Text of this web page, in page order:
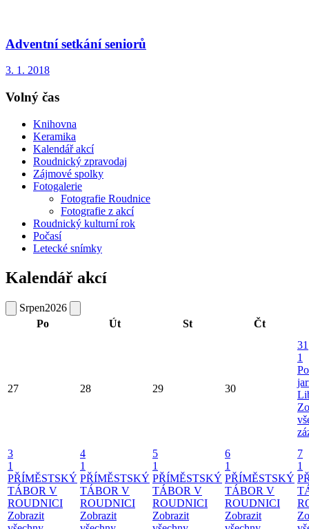
Adventní setkání seniorů
3. 1. 2018
Volný čas
Knihovna
Keramika
Kalendář akcí
Roudnický zpravodaj
Zájmové spolky
Fotogalerie
Fotografie Roudnice
Fotografie z akcí
Roudnický kulturní rok
Počasí
Letecké snímky
Kalendář akcí
Srpen2026
Po
Út St Čt
27 28 29 30
31
1
3
1
PŘÍMĚSTSKÝ
TÁBOR V
ROUDNICI
Zobrazit
4
1
PŘÍMĚSTSKÝ
TÁBOR V
ROUDNICI
Zobrazit
5
1
PŘÍMĚSTSKÝ
TÁBOR V
ROUDNICI
Zobrazit
6
1
PŘÍMĚSTSKÝ
TÁBOR V
ROUDNICI
Zobrazit
7
1